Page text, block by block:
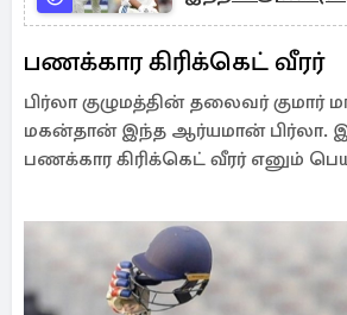
பணக்கார கிரிக்கெட் வீரர்
பிர்லா குழுமத்தின் தலைவர் குமார்
மகன்தான் இந்த ஆர்யமான் பிர்லா.
பணக்கார கிரிக்கெட் வீரர் எனும்